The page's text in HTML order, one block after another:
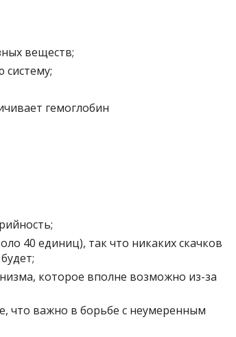
веществ;
гемоглобин
40 единиц), так что никаких скачков
которое вполне возможно из-за
что важно в борьбе с неумеренным